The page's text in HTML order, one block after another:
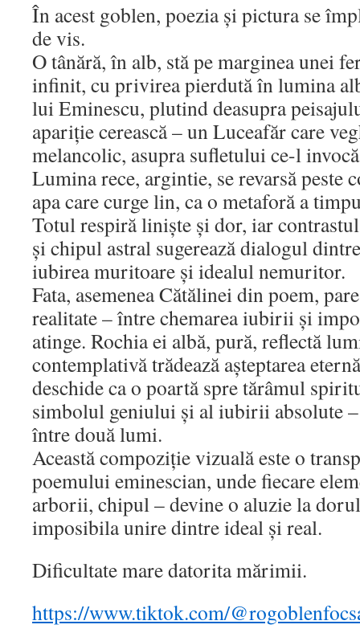
În acest goblen, poezia și pictura se
de vis.
O tânără, în alb, stă pe marginea unei
infinit, cu privirea pierdută în lumina
lui Eminescu, plutind deasupra
apariție cerească – un Luceafăr care
melancolic, asupra sufletului ce-l
Lumina rece, argintie, se revarsă peste
apa care curge lin, ca o metaforă a
Totul respiră liniște și dor, iar
și chipul astral sugerează dialogul
iubirea muritoare și idealul nemuritor.
Fata, asemenea Cătălinei din poem,
realitate – între chemarea iubirii și
atinge. Rochia ei albă, pură, reflectă
contemplativă trădează așteptarea
deschide ca o poartă spre tărâmul
simbolul geniului și al iubirii absolute –
între două lumi.
Această compoziție vizuală este o
poemului eminescian, unde fiecare
arborii, chipul – devine o aluzie la
imposibila unire dintre ideal și real.
Dificultate mare datorita mărimii.
https://www.tiktok.com/